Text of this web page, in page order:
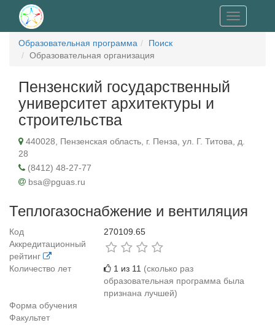
Toggle
navigation
Образовательная программа
Поиск
Образовательная организация
Пензенский государственный
университет архитектуры и
строительства
440028, Пензенская область, г. Пенза, ул. Г. Титова, д.
28
(8412) 48-27-77
bsa@pguas.ru
Теплогазоснабжение и вентиляция
Код
270109.65
Аккредитационный
рейтинг
Количество лет
1 из 11 (сколько раз
образовательная программа была
признана лучшей)
Форма обучения
Факультет